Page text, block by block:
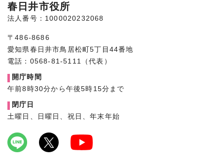
春日井市役所
法人番号：1000020232068
〒486-8686
愛知県春日井市鳥居松町5丁目44番地
電話：0568-81-5111（代表）
開庁時間
午前8時30分から午後5時15分まで
閉庁日
土曜日、日曜日、祝日、年末年始